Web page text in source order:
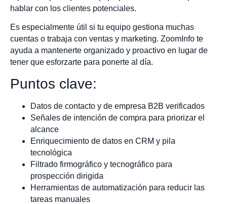
hablar con los clientes potenciales.
Es especialmente útil si tu equipo gestiona muchas
cuentas o trabaja con ventas y marketing. ZoomInfo te
ayuda a mantenerte organizado y proactivo en lugar de
tener que esforzarte para ponerte al día.
Puntos clave:
Datos de contacto y de empresa B2B verificados
Señales de intención de compra para priorizar el
alcance
Enriquecimiento de datos en CRM y pila
tecnológica
Filtrado firmográfico y tecnográfico para
prospección dirigida
Herramientas de automatización para reducir las
tareas manuales